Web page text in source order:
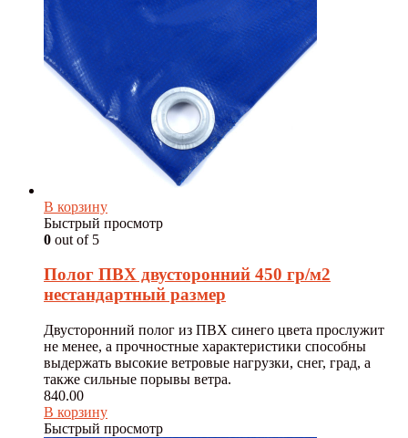
В корзину
Быстрый просмотр
0 out of 5
Полог ПВХ двусторонний 450 гр/м2
нестандартный размер
Двусторонний полог из ПВХ синего цвета прослужит
не менее, а прочностные характеристики способны
выдержать высокие ветровые нагрузки, снег, град, а
также сильные порывы ветра.
840.00
В корзину
Быстрый просмотр